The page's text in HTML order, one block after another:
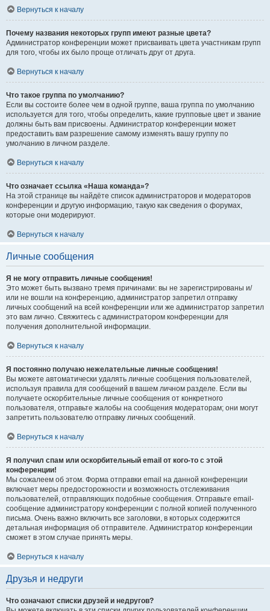
Вернуться к началу
Почему названия некоторых групп имеют разные цвета?
Администратор конференции может присваивать цвета участникам групп
для того, чтобы их было проще отличать друг от друга.
Вернуться к началу
Что такое группа по умолчанию?
Если вы состоите более чем в одной группе, ваша группа по умолчанию
используется для того, чтобы определить, какие групповые цвет и звание
должны быть вам присвоены. Администратор конференции может
предоставить вам разрешение самому изменять вашу группу по
умолчанию в личном разделе.
Вернуться к началу
Что означает ссылка «Наша команда»?
На этой странице вы найдёте список администраторов и модераторов
конференции и другую информацию, такую как сведения о форумах,
которые они модерируют.
Вернуться к началу
Личные сообщения
Я не могу отправить личные сообщения!
Это может быть вызвано тремя причинами: вы не зарегистрированы и/
или не вошли на конференцию, администратор запретил отправку
личных сообщений на всей конференции или же администратор запретил
это вам лично. Свяжитесь с администратором конференции для
получения дополнительной информации.
Вернуться к началу
Я постоянно получаю нежелательные личные сообщения!
Вы можете автоматически удалять личные сообщения пользователей,
используя правила для сообщений в вашем личном разделе. Если вы
получаете оскорбительные личные сообщения от конкретного
пользователя, отправьте жалобы на сообщения модераторам; они могут
запретить пользователю отправку личных сообщений.
Вернуться к началу
Я получил спам или оскорбительный email от кого-то с этой
конференции!
Мы сожалеем об этом. Форма отправки email на данной конференции
включает меры предосторожности и возможность отслеживания
пользователей, отправляющих подобные сообщения. Отправьте email-
сообщение администратору конференции с полной копией полученного
письма. Очень важно включить все заголовки, в которых содержится
детальная информация об отправителе. Администратор конференции
сможет в этом случае принять меры.
Вернуться к началу
Друзья и недруги
Что означают списки друзей и недругов?